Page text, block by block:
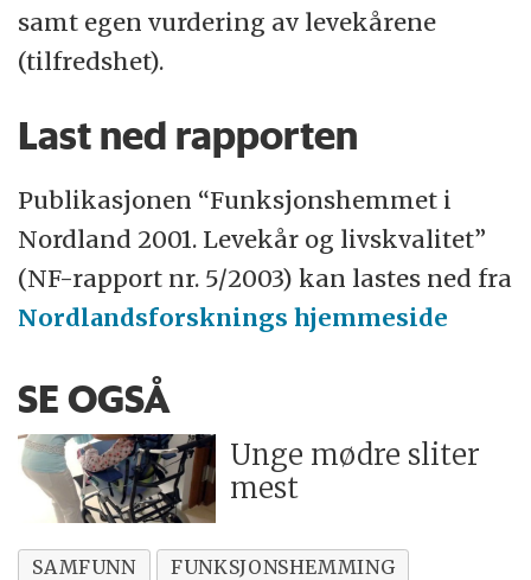
samt egen vurdering av levekårene
(tilfredshet).
Last ned rapporten
Publikasjonen “Funksjonshemmet i
Nordland 2001. Levekår og livskvalitet”
(NF-rapport nr. 5/2003) kan lastes ned fra
Nordlandsforsknings hjemmeside
SE OGSÅ
Unge mødre sliter
mest
SAMFUNN
FUNKSJONSHEMMING